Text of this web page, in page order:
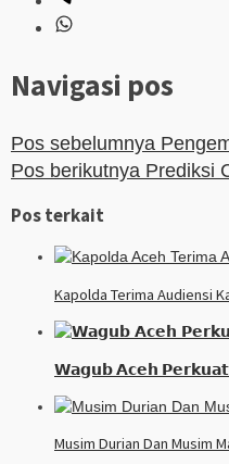
Navigasi pos
Pos sebelumnya
Pos berikutnya Prediksi
Pos terkait
Kapolda Terima Audiensi
𝗪𝗮𝗴𝘂𝗯 𝗔𝗰𝗲𝗵
Musim Durian Dan Musim